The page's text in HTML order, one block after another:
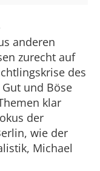
anderen
zurecht auf
des
und Böse
klar
der
wie der
Michael